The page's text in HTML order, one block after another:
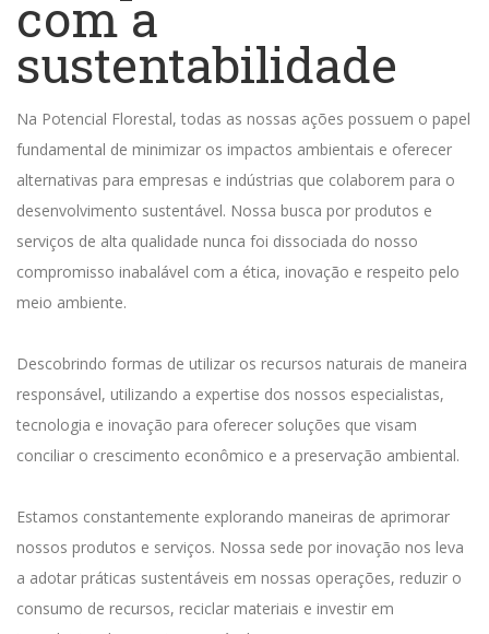
com a
sustentabilidade
Na Potencial Florestal, todas as nossas ações possuem o papel
fundamental de minimizar os impactos ambientais e oferecer
alternativas para empresas e indústrias que colaborem para o
desenvolvimento sustentável. Nossa busca por produtos e
serviços de alta qualidade nunca foi dissociada do nosso
compromisso inabalável com a ética, inovação e respeito pelo
meio ambiente.
Descobrindo formas de utilizar os recursos naturais de maneira
responsável, utilizando a expertise dos nossos especialistas,
tecnologia e inovação para oferecer soluções que visam
conciliar o crescimento econômico e a preservação ambiental.
Estamos constantemente explorando maneiras de aprimorar
nossos produtos e serviços. Nossa sede por inovação nos leva
a adotar práticas sustentáveis em nossas operações, reduzir o
consumo de recursos, reciclar materiais e investir em